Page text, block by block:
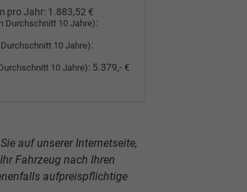
pro Jahr: 1.883,52 €
Durchschnitt 10 Jahre):
10 Jahre):
10 Jahre): 5.379,- €
auf unserer Internetseite,
Fahrzeug nach Ihren
aufpreispflichtige